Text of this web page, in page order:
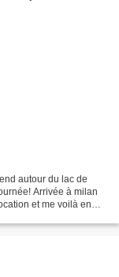
autour du lac de
Arrivée à milan
et me voilà en